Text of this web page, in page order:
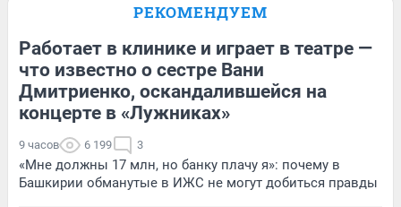
РЕКОМЕНДУЕМ
Работает в клинике и играет в театре —
что известно о сестре Вани
Дмитриенко, оскандалившейся на
концерте в «Лужниках»
9 часов 6 199 3
«Мне должны 17 млн, но банку плачу я»: почему в
Башкирии обманутые в ИЖС не могут добиться правды